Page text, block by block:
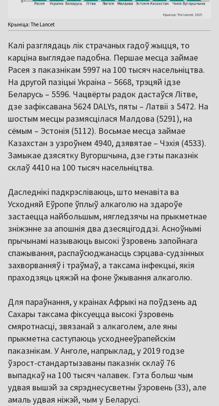
Крыніца: The Lancet
Калі разглядаць лік страчаных гадоў жыцця, то
карціна выглядае падобна. Першае месца займае
Расея з паказнікам 5997 на 100 тысяч насельніцтва.
На другой пазіцыі Украіна – 5668, трэцяй ідзе
Беларусь – 5596. Чацвёрты радок дастаўся Літве,
дзе зафіксавана 5624 DALYs, пяты – Латвіі з 5472. На
шостым месцы размясцілася Малдова (5291), на
сёмым – Эстонія (5112). Восьмае месца займае
Казахстан з узроўнем 4940, дзявятае – Чэхія (4533).
Замыкае дзясятку Вугоршчына, дзе гэты паказнік
склаў 4410 на 100 тысяч насельніцтва.
Даследнікі падкрэсліваюць, што менавіта ва
Усходняй Еўропе ўплыў алкаголю на здароўе
застаецца найбольшым, нягледзячы на прыкметнае
зніжэнне за апошнія два дзесяцігоддзі. Асноўнымі
прычынамі называюць высокі ўзровень запойнага
спажывання, распаўсюджанасць сэрцава-судзінных
захворванняў і траўмаў, а таксама інфекцыі, якія
праходзяць цяжэй на фоне ўжывання алкаголю.
Для параўнання, у краінах Афрыкі на поўдзень ад
Сахары таксама фіксуецца высокі ўзровень
смяротнасці, звязанай з алкаголем, але яны
прыкметна саступаюць усходнееўрапейскім
паказнікам. У Анголе, напрыклад, у 2019 годзе
ўзрост-стандартызаваны паказнік склаў 76
выпадкаў на 100 тысяч чалавек. Гэта больш чым
удвая вышэй за сярэднесусветны ўзровень (33), але
амаль удвая ніжэй, чым у Беларусі.